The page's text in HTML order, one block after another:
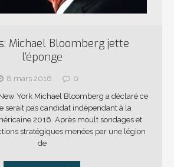
Michael Bloomberg jette
l’éponge
8 mars 2016
0
York Michael Bloomberg a déclaré ce
serait pas candidat indépendant à la
2016. Après moult sondages et
stratégiques menées par une légion
de